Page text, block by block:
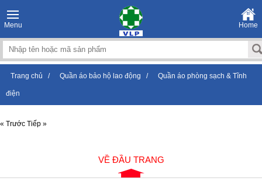
Menu Home
Trang chủ / Quần áo bảo hộ lao động / Quần áo phòng sạch & Tĩnh
điện
« Trước Tiếp »
VỀ ĐẦU TRANG